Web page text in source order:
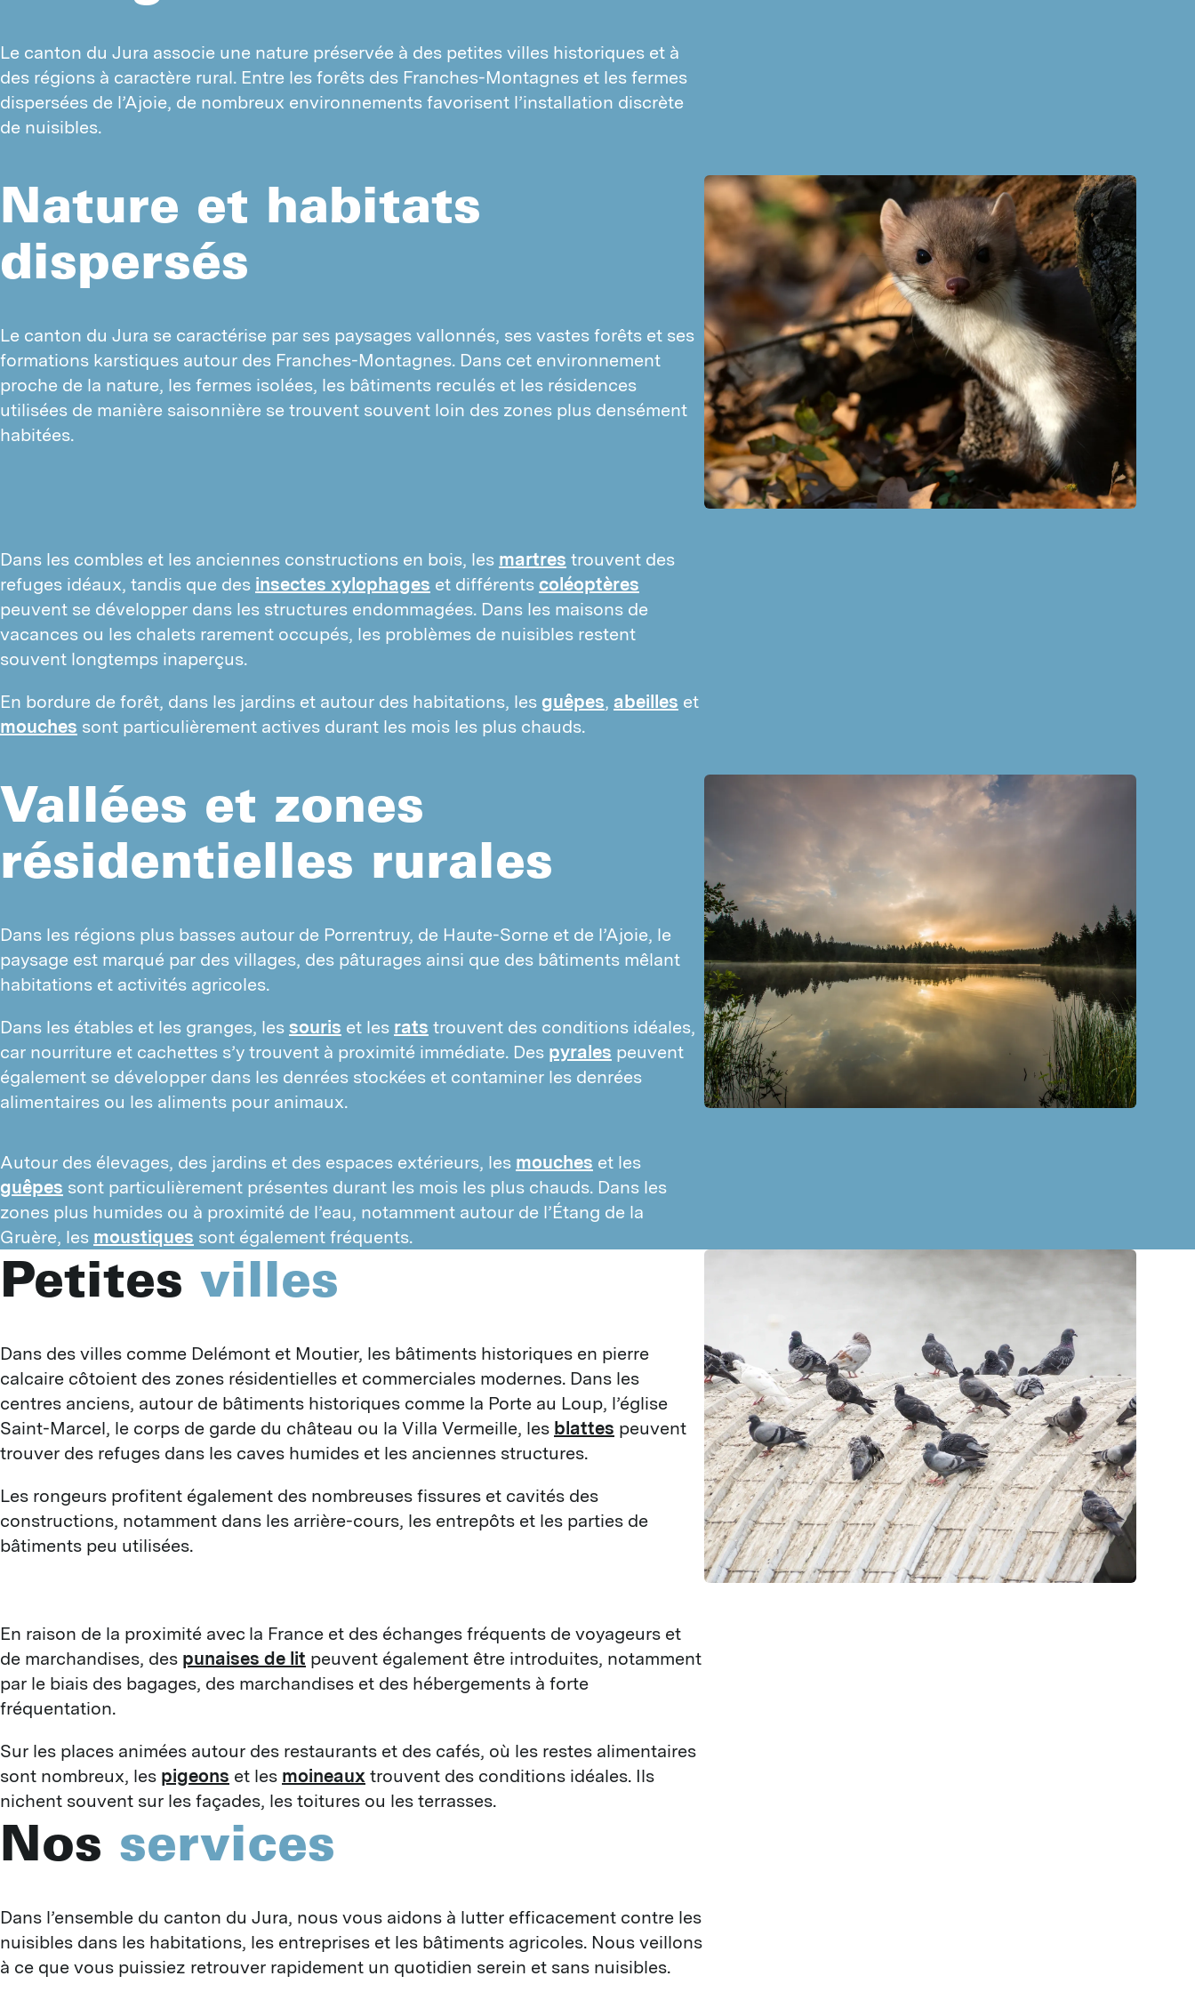
Moineaux
Prix indicatif lutte contre les guêpes
PARASITES STOCKS/MATÉRIEL
Charançons
Nuisibles aux matériaux
Martres
OISEAUX
Désinfestation par la chaleur
Traitement par le froid
Traitement des refuges
Technique de confusion des pyrales
Fumigations
LO2
Le canton du Jura associe une nature préservée à des petites villes historiques et à
des régions à caractère rural. Entre les forêts des Franches-Montagnes et les fermes
dispersées de l’Ajoie, de nombreux environnements favorisent l’installation discrète
de nuisibles.
Nature et habitats
dispersés
Le canton du Jura se caractérise par ses paysages vallonnés, ses vastes forêts et ses
formations karstiques autour des Franches-Montagnes. Dans cet environnement
proche de la nature, les fermes isolées, les bâtiments reculés et les résidences
utilisées de manière saisonnière se trouvent souvent loin des zones plus densément
habitées.
Dans les combles et les anciennes constructions en bois, les martres trouvent des
refuges idéaux, tandis que des insectes xylophages et différents coléoptères
peuvent se développer dans les structures endommagées. Dans les maisons de
vacances ou les chalets rarement occupés, les problèmes de nuisibles restent
souvent longtemps inaperçus.
En bordure de forêt, dans les jardins et autour des habitations, les guêpes, abeilles et
mouches sont particulièrement actives durant les mois les plus chauds.
Vallées et zones
résidentielles rurales
Dans les régions plus basses autour de Porrentruy, de Haute-Sorne et de l’Ajoie, le
paysage est marqué par des villages, des pâturages ainsi que des bâtiments mêlant
habitations et activités agricoles.
Dans les étables et les granges, les souris et les rats trouvent des conditions idéales,
car nourriture et cachettes s’y trouvent à proximité immédiate. Des pyrales peuvent
également se développer dans les denrées stockées et contaminer les denrées
alimentaires ou les aliments pour animaux.
Autour des élevages, des jardins et des espaces extérieurs, les mouches et les
guêpes sont particulièrement présentes durant les mois les plus chauds. Dans les
zones plus humides ou à proximité de l’eau, notamment autour de l’Étang de la
Gruère, les moustiques sont également fréquents.
Petites villes
Dans des villes comme Delémont et Moutier, les bâtiments historiques en pierre
calcaire côtoient des zones résidentielles et commerciales modernes. Dans les
centres anciens, autour de bâtiments historiques comme la Porte au Loup, l’église
Saint-Marcel, le corps de garde du château ou la Villa Vermeille, les blattes peuvent
trouver des refuges dans les caves humides et les anciennes structures.
Les rongeurs profitent également des nombreuses fissures et cavités des
constructions, notamment dans les arrière-cours, les entrepôts et les parties de
bâtiments peu utilisées.
En raison de la proximité avec la France et des échanges fréquents de voyageurs et
de marchandises, des punaises de lit peuvent également être introduites, notamment
par le biais des bagages, des marchandises et des hébergements à forte
fréquentation.
Sur les places animées autour des restaurants et des cafés, où les restes alimentaires
sont nombreux, les pigeons et les moineaux trouvent des conditions idéales. Ils
nichent souvent sur les façades, les toitures ou les terrasses.
Nos services
Dans l’ensemble du canton du Jura, nous vous aidons à lutter efficacement contre les
nuisibles dans les habitations, les entreprises et les bâtiments agricoles. Nous veillons
à ce que vous puissiez retrouver rapidement un quotidien serein et sans nuisibles.